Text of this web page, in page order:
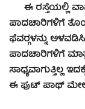
ಈ ರಸ್ತೆಯಲ್ಲಿ
ಪಾದಚಾರಿಗಳಿಗೆ
ಫೆವರ್‍ಗಳನ್ನು
ಪಾದಚಾರಿಗಳಿಗೆ
ಸಾಧ್ಯವಾಗುತ್ತಿಲ್ಲ
ಈ ಫುಟ್ ಪಾಥ್